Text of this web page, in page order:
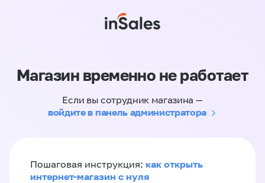
Магазин временно не работает
Если вы сотрудник магазина —
войдите в панель администратора
Пошаговая инструкция: как открыть
интернет-магазин с нуля